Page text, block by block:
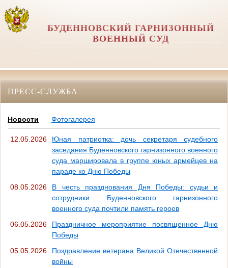
БУДЕННОВСКИЙ ГАРНИЗОННЫЙ
ВОЕННЫЙ СУД
ПРЕСС-СЛУЖБА
Новости Фотогалерея
12.05.2026
Юная патриотка: дочь секретаря судебного
заседания Буденновского гарнизонного военного
суда маршировала в группе юных армейцев на
параде ко Дню Победы
08.05.2026
В честь празднования Дня Победы: судьи и
сотрудники Буденновского гарнизонного
военного суда почтили память героев
06.05.2026
Праздничное мероприятие посвященное Дню
Победы
05.05.2026
Поздравление ветерана Великой Отечественной
войны